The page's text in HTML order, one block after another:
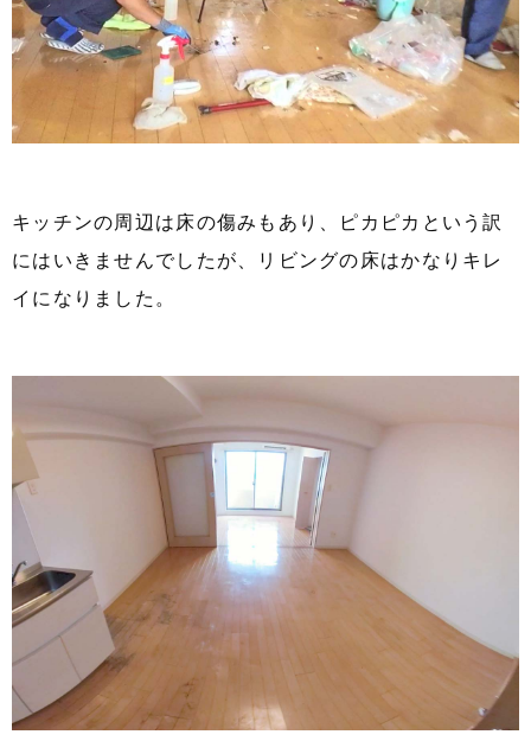
キッチンの周辺は床の傷みもあり、ピカピカという訳
にはいきませんでしたが、リビングの床はかなりキレ
イになりました。